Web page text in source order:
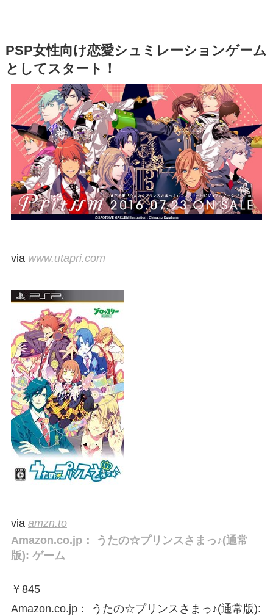
PSP女性向け恋愛シュミレーションゲーム
としてスタート！
via www.utapri.com
via amzn.to
Amazon.co.jp： うたの☆プリンスさまっ♪(通常
版): ゲーム
￥ 845
Amazon.co.jp： うたの☆プリンスさまっ♪(通常版):